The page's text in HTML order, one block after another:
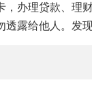
办理贷款、理
露给他人。发